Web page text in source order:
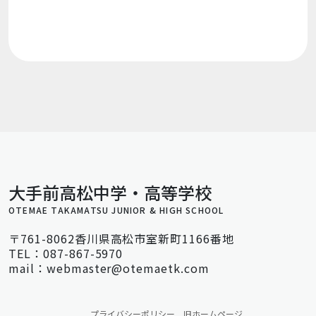
大手前高松中学・高等学校
OTEMAE TAKAMATSU JUNIOR & HIGH SCHOOL
〒761-8062香川県高松市室新町1166番地
TEL：087-867-5970
mail：webmaster@otemaetk.com
プライバシーポリシー 旧ホームページ